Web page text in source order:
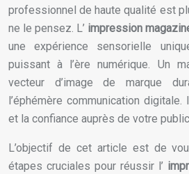
professionnel de haute qualité est
ne le pensez. L’ impression
une expérience sensorielle
puissant à l’ère numérique. Un
vecteur d’image de marque
l’éphémère communication
et la confiance auprès de votre
L’objectif de cet article est de
étapes cruciales pour réussir l’